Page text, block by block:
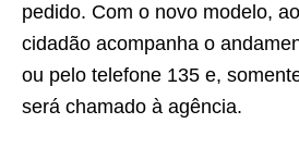
pedido. Com o novo modelo,
cidadão acompanha o
ou pelo telefone 135 e,
será chamado à agência.